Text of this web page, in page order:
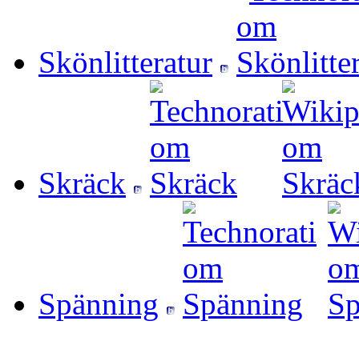
Skönlitteratur
Skräck
Spänning